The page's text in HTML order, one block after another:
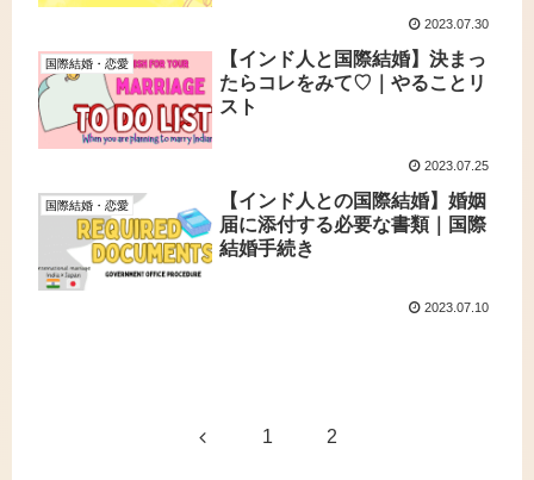
2023.07.30
国際結婚・恋愛
【インド人と国際結婚】決まっ
たらコレをみて♡｜やることリ
スト
2023.07.25
国際結婚・恋愛
【インド人との国際結婚】婚姻
届に添付する必要な書類｜国際
結婚手続き
2023.07.10
前 1 2